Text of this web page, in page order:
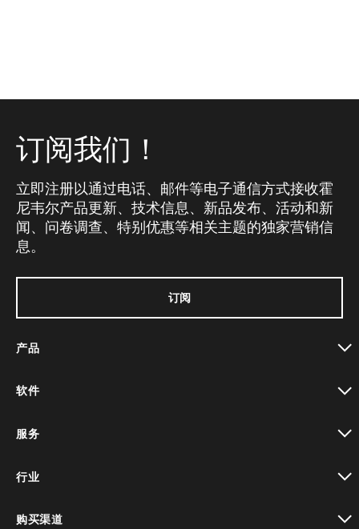
订阅我们！
立即注册以通过电话、邮件等电子通信方式接收霍
尼韦尔产品更新、技术信息、新品发布、活动和新
闻、问卷调查、特别优惠等相关主题的独家营销信
息。
订阅
产品
软件
服务
行业
购买渠道